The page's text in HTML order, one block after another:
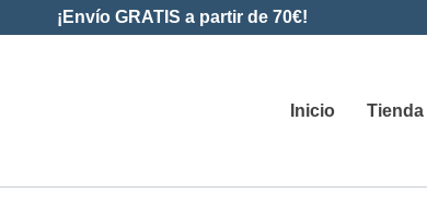
¡Envío GRATIS a partir de 70€!
Inicio Tienda